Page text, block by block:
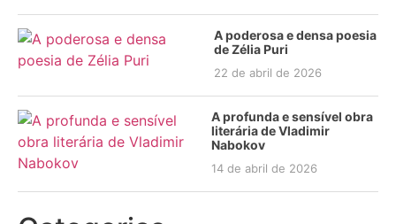
A poderosa e densa poesia
de Zélia Puri
22 de abril de 2026
A profunda e sensível obra
literária de Vladimir
Nabokov
14 de abril de 2026